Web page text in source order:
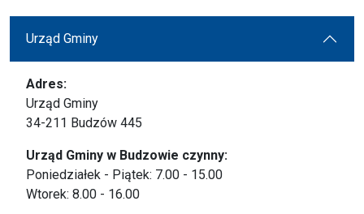
Urząd Gminy
Adres:
Urząd Gminy
34-211 Budzów 445
Urząd Gminy w Budzowie czynny:
Poniedziałek - Piątek: 7.00 - 15.00
Wtorek: 8.00 - 16.00